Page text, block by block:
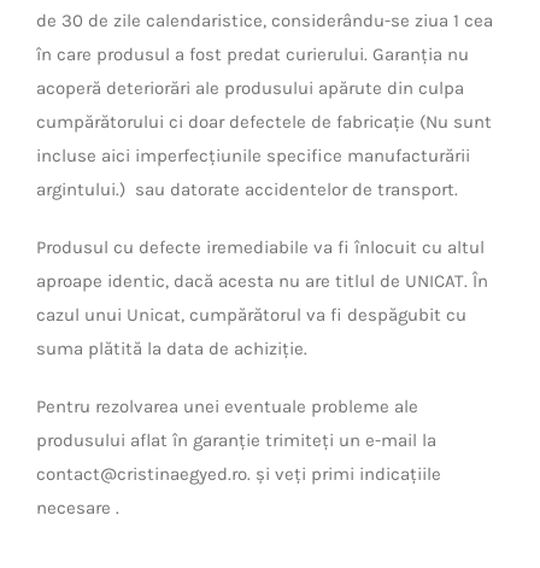
de 30 de zile calendaristice, considerându-se ziua 1 cea
în care produsul a fost predat curierului. Garanția nu
acoperă deteriorări ale produsului apărute din culpa
cumpărătorului ci doar defectele de fabricație (Nu sunt
incluse aici imperfecțiunile specifice manufacturării
argintului.) sau datorate accidentelor de transport.
Produsul cu defecte iremediabile va fi înlocuit cu altul
aproape identic, dacă acesta nu are titlul de UNICAT. În
cazul unui Unicat, cumpărătorul va fi despăgubit cu
suma plătită la data de achiziție.
Pentru rezolvarea unei eventuale probleme ale
produsului aflat în garanție trimiteți un e-mail la
contact@cristinaegyed.ro. și veți primi indicațiile
necesare .